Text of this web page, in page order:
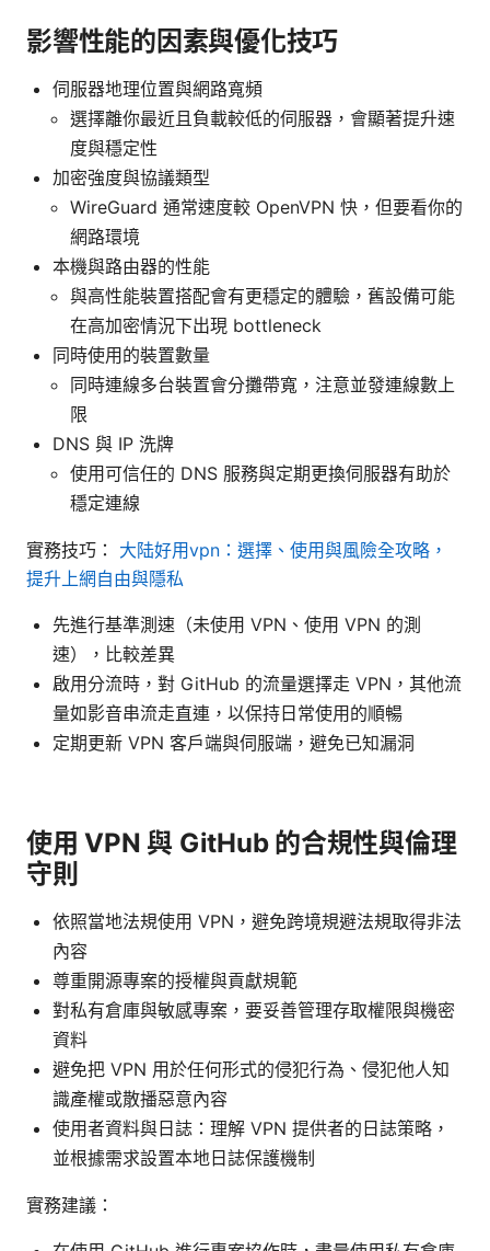
影響性能的因素與優化技巧
伺服器地理位置與網路寬頻
選擇離你最近且負載較低的伺服器，會顯著提升速
度與穩定性
加密強度與協議類型
WireGuard 通常速度較 OpenVPN 快，但要看你的
網路環境
本機與路由器的性能
與高性能裝置搭配會有更穩定的體驗，舊設備可能
在高加密情況下出現 bottleneck
同時使用的裝置數量
同時連線多台裝置會分攤帶寬，注意並發連線數上
限
DNS 與 IP 洗牌
使用可信任的 DNS 服務與定期更換伺服器有助於
穩定連線
實務技巧： 大陆好用vpn：選擇、使用與風險全攻略，
提升上網自由與隱私
先進行基準測速（未使用 VPN、使用 VPN 的測
速），比較差異
啟用分流時，對 GitHub 的流量選擇走 VPN，其他流
量如影音串流走直連，以保持日常使用的順暢
定期更新 VPN 客戶端與伺服端，避免已知漏洞
使用 VPN 與 GitHub 的合規性與倫理
守則
依照當地法規使用 VPN，避免跨境規避法規取得非法
內容
尊重開源專案的授權與貢獻規範
對私有倉庫與敏感專案，要妥善管理存取權限與機密
資料
避免把 VPN 用於任何形式的侵犯行為、侵犯他人知
識產權或散播惡意內容
使用者資料與日誌：理解 VPN 提供者的日誌策略，
並根據需求設置本地日誌保護機制
實務建議：